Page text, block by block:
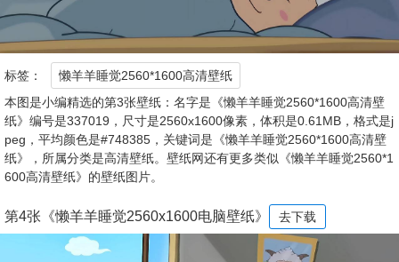
标签：
懒羊羊睡觉2560*1600高清壁纸
本图是小编精选的第3张壁纸：名字是《懒羊羊睡觉2560*1600高清壁
纸》编号是337019，尺寸是2560x1600像素，体积是0.61MB，格式是j
peg，平均颜色是#748385，关键词是《懒羊羊睡觉2560*1600高清壁
纸》，所属分类是高清壁纸。壁纸网还有更多类似《懒羊羊睡觉2560*1
600高清壁纸》的壁纸图片。
第4张《懒羊羊睡觉2560x1600电脑壁纸》 去下载